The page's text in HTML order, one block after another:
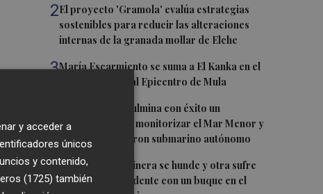
2El proyecto 'Gramola' evalúa estrategias
sostenibles para reducir las alteraciones
internas de la granada mollar de Elche
3María Escarmiento se suma a El Kanka en el
cartel del festival Epicentro de Mula
UPCT Makers culmina con éxito un
catamarán para monitorizar el Mar Menor y
ya prepara un dron submarino autónomo
5Una batea clochinera se hunde y otra sufre
daños en un incidente con un buque en el
y acceder a
únicos
y contenido,
(1725) también